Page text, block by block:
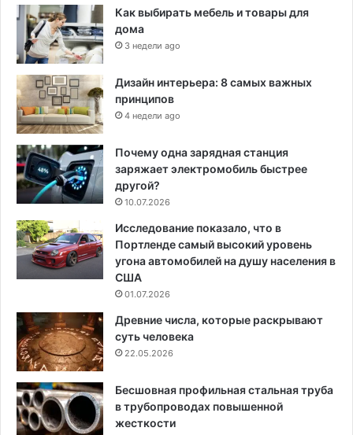
Как выбирать мебель и товары для
дома
3 недели ago
Дизайн интерьера: 8 самых важных
принципов
4 недели ago
Почему одна зарядная станция
заряжает электромобиль быстрее
другой?
10.07.2026
Исследование показало, что в
Портленде самый высокий уровень
угона автомобилей на душу населения в
США
01.07.2026
Древние числа, которые раскрывают
суть человека
22.05.2026
Бесшовная профильная стальная труба
в трубопроводах повышенной
жесткости